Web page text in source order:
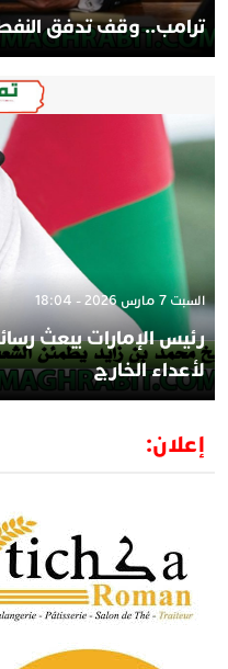
ترامب.. وقف تدفق النفط
السبت 7 مارس 2026 - 18:04
رئيس الإمارات يبعث
لأعداء الخارج
إعلان: